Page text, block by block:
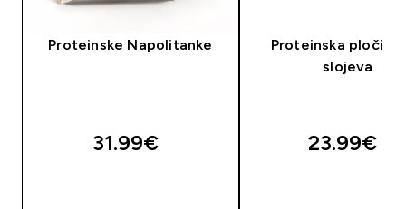
Proteinske Napolitanke
31.99€‎
Proteinska pločica
slojeva
23.99€‎